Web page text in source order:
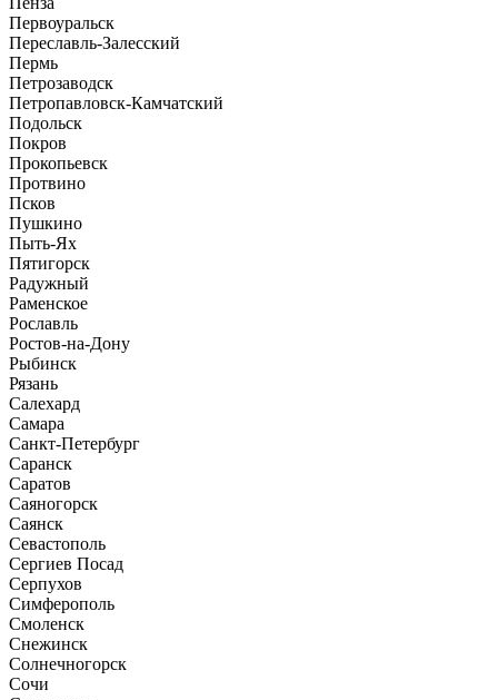
Первоуральск
Переславль-Залесский
Пермь
Петрозаводск
Петропавловск-Камчатский
Подольск
Покров
Прокопьевск
Протвино
Псков
Пушкино
Пыть-Ях
Пятигорск
Радужный
Раменское
Рославль
Ростов-на-Дону
Рыбинск
Рязань
Салехард
Самара
Санкт-Петербург
Саранск
Саратов
Саяногорск
Саянск
Севастополь
Сергиев Посад
Серпухов
Симферополь
Смоленск
Снежинск
Солнечногорск
Сочи